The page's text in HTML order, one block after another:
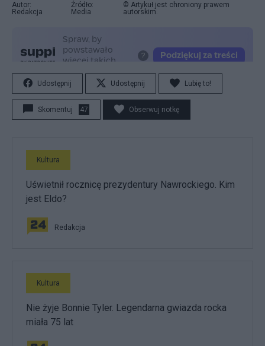
Autor:
Redakcja
Źródło:
Media
© Artykuł jest chroniony prawem
autorskim.
Udostępnij Udostępnij Lubię to!
Skomentuj 47 Obserwuj notkę
Kultura
Uświetnił rocznicę prezydentury Nawrockiego. Kim
jest Eldo?
Redakcja
Kultura
Nie żyje Bonnie Tyler. Legendarna gwiazda rocka
miała 75 lat